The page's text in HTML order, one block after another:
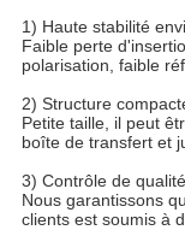
1) Haute stabilité
Faible perte
polarisation, faible
2) Structure
Petite taille, il peut
boîte de transfert et
3) Contrôle de
Nous garantissons
clients est soumis à